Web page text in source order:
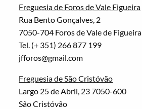
Freguesia de Foros de Vale Figueira
Rua Bento Gonçalves, 2
7050-704 Foros de Vale de Figueira
Tel. (+ 351) 266 877 199
jfforos@gmail.com
Freguesia de São Cristóvão
Largo 25 de Abril, 23 7050-600
São Cristóvão